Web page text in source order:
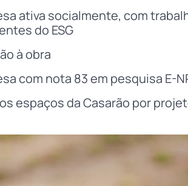
ativa socialmente, com
do ESG
à obra
com nota 83 em pesquisa E-
espaços da Casarão por